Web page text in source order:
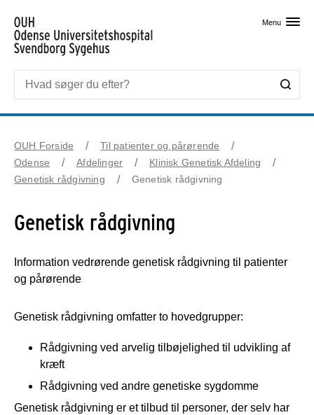
Menu
OUH Forside
Til patienter og pårørende
Odense
Afdelinger
Klinisk Genetisk Afdeling
Genetisk rådgivning
Genetisk rådgivning
Genetisk rådgivning
Information vedrørende genetisk rådgivning til patienter
og pårørende
Genetisk rådgivning omfatter to hovedgrupper:
Rådgivning ved arvelig tilbøjelighed til udvikling af
kræft
Rådgivning ved andre genetiske sygdomme
Genetisk rådgivning er et tilbud til personer, der selv har